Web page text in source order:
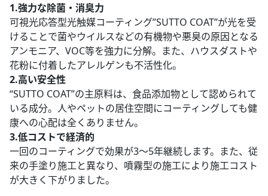
1.強力な除菌・消臭力
可視光応答型光触媒コーティング”SUTTO COAT”が光を受
けることで菌やウイルスなどの有機物や悪臭の原因となる
アンモニア、VOC等を強力に分解。また、ハウスダストや
花粉に付着したアレルゲンも不活性化。
2.高い安全性
“SUTTO COAT”の主原料は、食品添加物として認められて
いる成分。人やペットの居住空間にコーティングしても健
康への心配は全くありません。
3.低コストで経済的
一回のコーティングで効果が3～5年継続します。また、従
来の手塗り施工と異なり、噴霧型の施工により施工コスト
が大きく下がりました。